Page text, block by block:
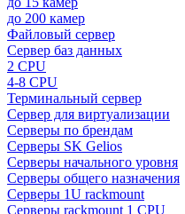
до 200 камер
Файловый сервер
Сервер баз данных
2 CPU
4-8 CPU
Терминальный сервер
Сервер для виртуализации
Серверы по брендам
Серверы SK Gelios
Серверы начального уровня
Серверы общего назначения
Серверы 1U rackmount
Серверы rackmount 1 CPU